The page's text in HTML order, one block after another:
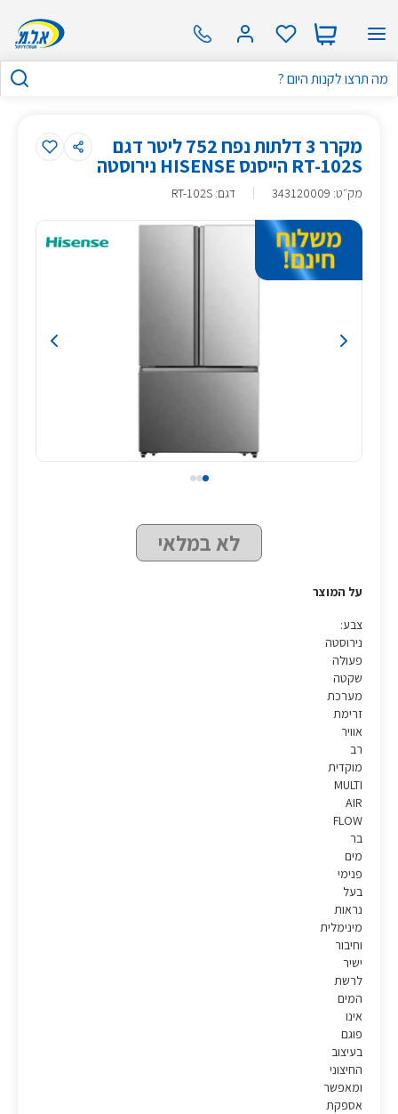
מקרר 3 דלתות נפח 752 ליטר דגם
RT-102S הייסנס HISENSE נירוסטה
מק״ט:
343120009 דגם: RT-102S
לא במלאי
על המוצר
צבע:
נירוסטה
פעולה
שקטה
מערכת
זרימת
אוויר
רב
מוקדית
MULTI
AIR
FLOW
בר
מים
פנימי
בעל
נראות
מינימלית
וחיבור
ישיר
לרשת
המים
אינו
פוגם
בעיצוב
החיצוני
ומאפשר
אספקת